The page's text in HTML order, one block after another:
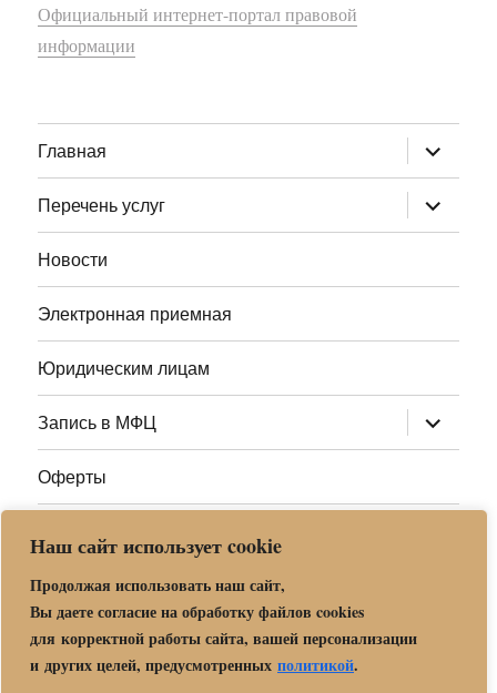
Наш сайт использует cookie
Продолжая использовать наш сайт,
Вы даете согласие на обработку файлов cookies
для корректной работы сайта, вашей персонализации
и других целей, предусмотренных политикой.
Официальный интернет-портал правовой
информации
Главная раскрыть
дочернее
меню
Перечень услуг
раскрыть
дочернее
меню
Новости
Электронная приемная
Юридическим лицам
Запись в МФЦ раскрыть
дочернее
меню
Оферты
Адреса МФЦ МО
документы» в г. о. Орехово-Зуево